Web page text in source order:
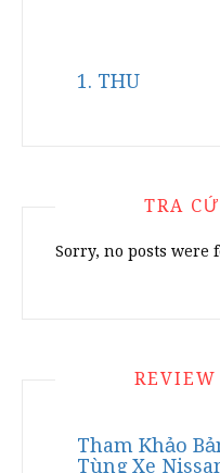
1. THU
TRA
Sorry, no posts were
Tham Khảo
Tùng Xe